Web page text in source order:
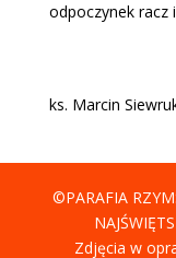
odpoczynek racz
ks. Marcin
©PARAFIA
Zdjęcia w